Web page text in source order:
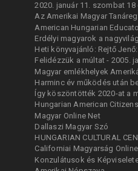
2020. január 11. szombat 18
Az Amerikai Magyar
American Hungarian
Erdélyi magyarok a
Heti könyvajánló: Rejtő
Felidézzük a múltat - 2005.
Magyar emlékhelyek
Harminc év működés után
Így köszöntötték 2020-at a
Hungarian American
Magyar Online Net
Dallaszi Magyar Szó
HUNGARIAN CULTURAL
Californiai Magyarság Online
Konzulátusok és